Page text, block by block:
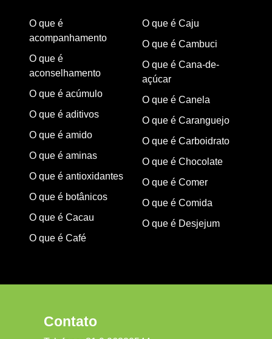
O que é
acompanhamento
O que é
aconselhamento
O que é acúmulo
O que é aditivos
O que é amido
O que é aminas
O que é antioxidantes
O que é botânicos
O que é Cacau
O que é Café
O que é Caju
O que é Cambuci
O que é Cana-de-
açúcar
O que é Canela
O que é Caranguejo
O que é Carboidrato
O que é Chocolate
O que é Comer
O que é Comida
O que é Desjejum
Contato